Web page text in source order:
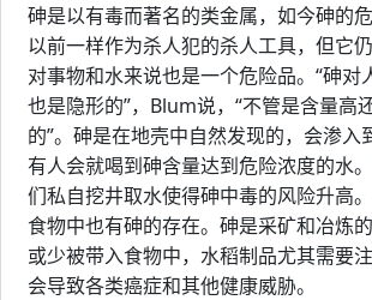
砷是以有毒而著名的类金属，如今砷的
以前一样作为杀人犯的杀人工具，但它
对事物和水来说也是一个危险品。“砷对
也是隐形的”，Blum说，“不管是含量高
的”。砷是在地壳中自然发现的，会渗入
有人会就喝到砷含量达到危险浓度的水
们私自挖井取水使得砷中毒的风险升高。
食物中也有砷的存在。砷是采矿和冶炼
或少被带入食物中，水稻制品尤其需要
会导致各类癌症和其他健康威胁。